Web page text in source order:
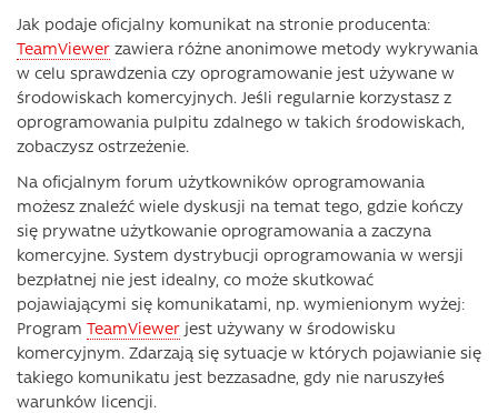
Jak podaje oficjalny komunikat na stronie producenta:
TeamViewer zawiera różne anonimowe metody wykrywania
w celu sprawdzenia czy oprogramowanie jest używane w
środowiskach komercyjnych. Jeśli regularnie korzystasz z
oprogramowania pulpitu zdalnego w takich środowiskach,
zobaczysz ostrzeżenie.
Na oficjalnym forum użytkowników oprogramowania
możesz znaleźć wiele dyskusji na temat tego, gdzie kończy
się prywatne użytkowanie oprogramowania a zaczyna
komercyjne. System dystrybucji oprogramowania w wersji
bezpłatnej nie jest idealny, co może skutkować
pojawiającymi się komunikatami, np. wymienionym wyżej:
Program TeamViewer jest używany w środowisku
komercyjnym. Zdarzają się sytuacje w których pojawianie się
takiego komunikatu jest bezzasadne, gdy nie naruszyłeś
warunków licencji.